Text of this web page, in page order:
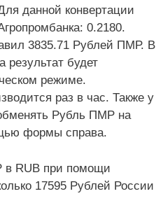
данной конвертации
0.2180.
3835.71 Рублей ПМР. В
результат будет
режиме.
раз в час. Также у
Рубль ПМР на
формы справа.
в RUB при помощи
17595 Рублей России